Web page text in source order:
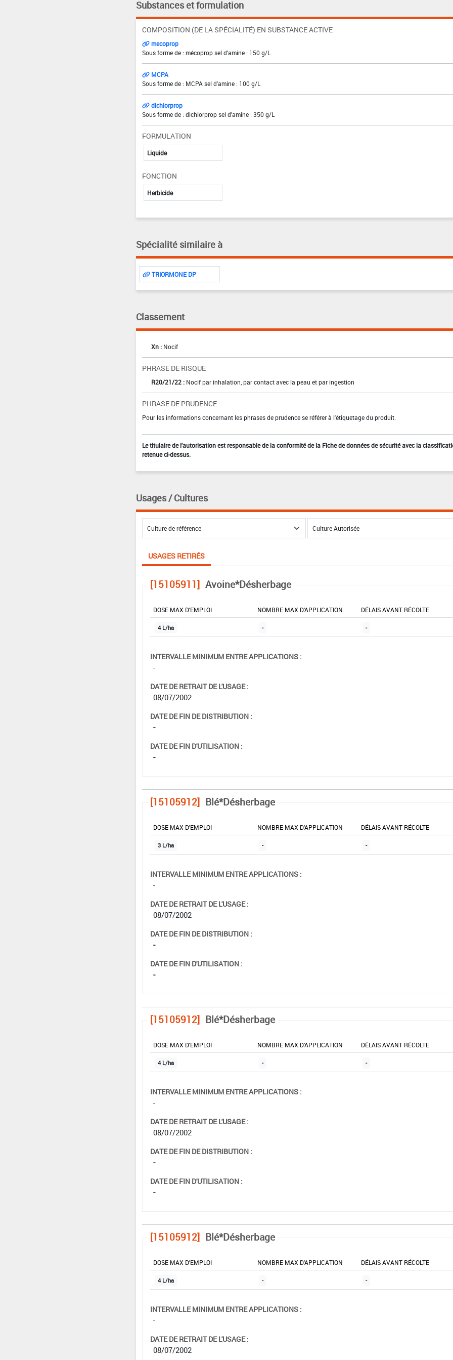
Substances et formulation
COMPOSITION (DE LA SPÉCIALITÉ) EN SUBSTANCE ACTIVE
mecoprop
Sous forme de : mécoprop sel d'amine : 150 g/L
MCPA
Sous forme de : MCPA sel d'amine : 100 g/L
dichlorprop
Sous forme de : dichlorprop sel d'amine : 350 g/L
FORMULATION
Liquide
FONCTION
Herbicide
Spécialité similaire à
TRIORMONE DP
Classement
Xn : Nocif
PHRASE DE RISQUE
R20/21/22 : Nocif par inhalation, par contact avec la peau et par ingestion
PHRASE DE PRUDENCE
Pour les informations concernant les phrases de prudence se référer à l'étiquetage du produit.
Le titulaire de l'autorisation est responsable de la conformité de la Fiche de données de sécurité avec la
retenue ci-dessus.
Usages / Cultures
USAGES RETIRÉS
[15105911] Avoine*Désherbage
DOSE MAX D'EMPLOI NOMBRE MAX D'APPLICATION DÉLAIS AVANT RÉCOLTE
4 L/ha - -
INTERVALLE MINIMUM ENTRE APPLICATIONS :
-
DATE DE RETRAIT DE L'USAGE :
08/07/2002
DATE DE FIN DE DISTRIBUTION :
-
DATE DE FIN D'UTILISATION :
-
[15105912] Blé*Désherbage
DOSE MAX D'EMPLOI NOMBRE MAX D'APPLICATION DÉLAIS AVANT RÉCOLTE
3 L/ha - -
INTERVALLE MINIMUM ENTRE APPLICATIONS :
-
DATE DE RETRAIT DE L'USAGE :
08/07/2002
DATE DE FIN DE DISTRIBUTION :
-
DATE DE FIN D'UTILISATION :
-
[15105912] Blé*Désherbage
DOSE MAX D'EMPLOI NOMBRE MAX D'APPLICATION DÉLAIS AVANT RÉCOLTE
4 L/ha - -
INTERVALLE MINIMUM ENTRE APPLICATIONS :
-
DATE DE RETRAIT DE L'USAGE :
08/07/2002
DATE DE FIN DE DISTRIBUTION :
-
DATE DE FIN D'UTILISATION :
-
[15105912] Blé*Désherbage
DOSE MAX D'EMPLOI NOMBRE MAX D'APPLICATION DÉLAIS AVANT RÉCOLTE
4 L/ha - -
INTERVALLE MINIMUM ENTRE APPLICATIONS :
-
DATE DE RETRAIT DE L'USAGE :
08/07/2002